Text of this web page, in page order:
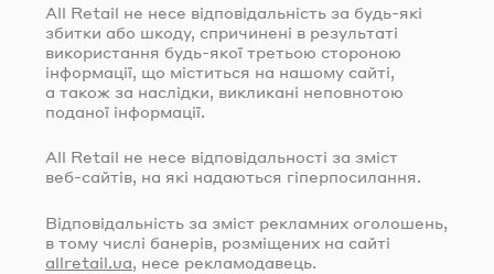
All Retail не несе відповідальність за будь-які
збитки або шкоду, спричинені в результаті
використання будь-якої третьою стороною
інформації, що міститься на нашому сайті,
а також за наслідки, викликані неповнотою
поданої інформації.
All Retail не несе відповідальності за зміст
веб-сайтів, на які надаються гіперпосилання.
Відповідальність за зміст рекламних оголошень,
в тому числі банерів, розміщених на сайті
allretail.ua, несе рекламодавець.